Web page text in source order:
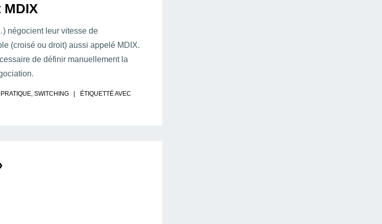
négocient leur vitesse de
(croisé ou droit) aussi appelé MDIX.
de définir manuellement la
PRATIQUE SWITCHING
ÉTIQUETTÉ AVEC